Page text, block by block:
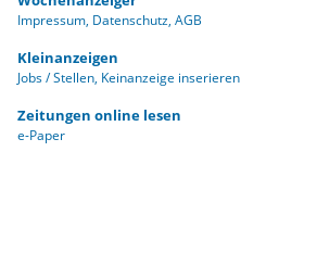
Impressum Datenschutz AGB
Kleinanzeigen
Jobs / Stellen Keinanzeige inserieren
Zeitungen online lesen
e-Paper